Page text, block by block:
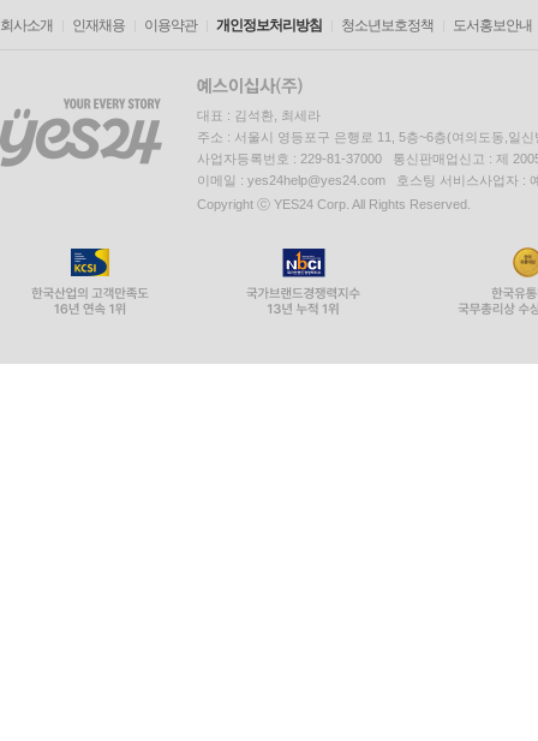
회사소개 인재채용 이용약관 개인정보처리방침 청소년보호정책 도서홍보안내
대표 : 김석환, 최세라
주소 : 서울시 영등포구 은행로 11, 5층~6층(여의도동,일신
사업자등록번호 : 229-81-37000 통신판매업신고 : 제
이메일 : yes24help@yes24.com 호스팅 서비스사업자 :
Copyright ⓒ YES24 Corp. All Rights Reserved.